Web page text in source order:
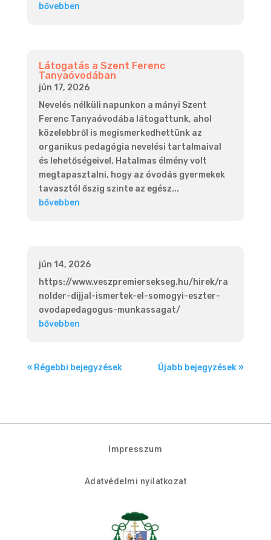
bővebben
Látogatás a Szent Ferenc
Tanyaóvodában
jún 17, 2026
Nevelés nélküli napunkon a mányi Szent
Ferenc Tanyaóvodába látogattunk, ahol
közelebbről is megismerkedhettünk az
organikus pedagógia nevelési tartalmaival
és lehetőségeivel. Hatalmas élmény volt
megtapasztalni, hogy az óvodás gyermekek
tavasztól őszig szinte az egész...
bővebben
jún 14, 2026
https://www.veszpremiersekseg.hu/hirek/ra
nolder-dijjal-ismertek-el-somogyi-eszter-
ovodapedagogus-munkassagat/
bővebben
« Régebbi bejegyzések Újabb bejegyzések »
Impresszum
Adatvédelmi nyilatkozat